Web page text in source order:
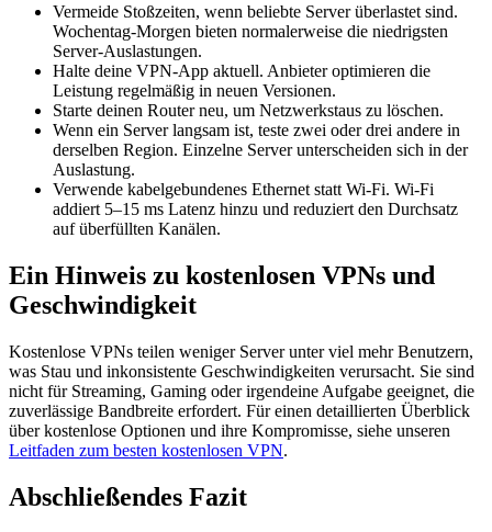
Vermeide Stoßzeiten, wenn beliebte Server überlastet sind.
Wochentag-Morgen bieten normalerweise die niedrigsten
Server-Auslastungen.
Halte deine VPN-App aktuell. Anbieter optimieren die
Leistung regelmäßig in neuen Versionen.
Starte deinen Router neu, um Netzwerkstaus zu löschen.
Wenn ein Server langsam ist, teste zwei oder drei andere in
derselben Region. Einzelne Server unterscheiden sich in der
Auslastung.
Verwende kabelgebundenes Ethernet statt Wi-Fi. Wi-Fi
addiert 5–15 ms Latenz hinzu und reduziert den Durchsatz
auf überfüllten Kanälen.
Ein Hinweis zu kostenlosen VPNs und
Geschwindigkeit
Kostenlose VPNs teilen weniger Server unter viel mehr Benutzern,
was Stau und inkonsistente Geschwindigkeiten verursacht. Sie sind
nicht für Streaming, Gaming oder irgendeine Aufgabe geeignet, die
zuverlässige Bandbreite erfordert. Für einen detaillierten Überblick
über kostenlose Optionen und ihre Kompromisse, siehe unseren
Leitfaden zum besten kostenlosen VPN.
Abschließendes Fazit